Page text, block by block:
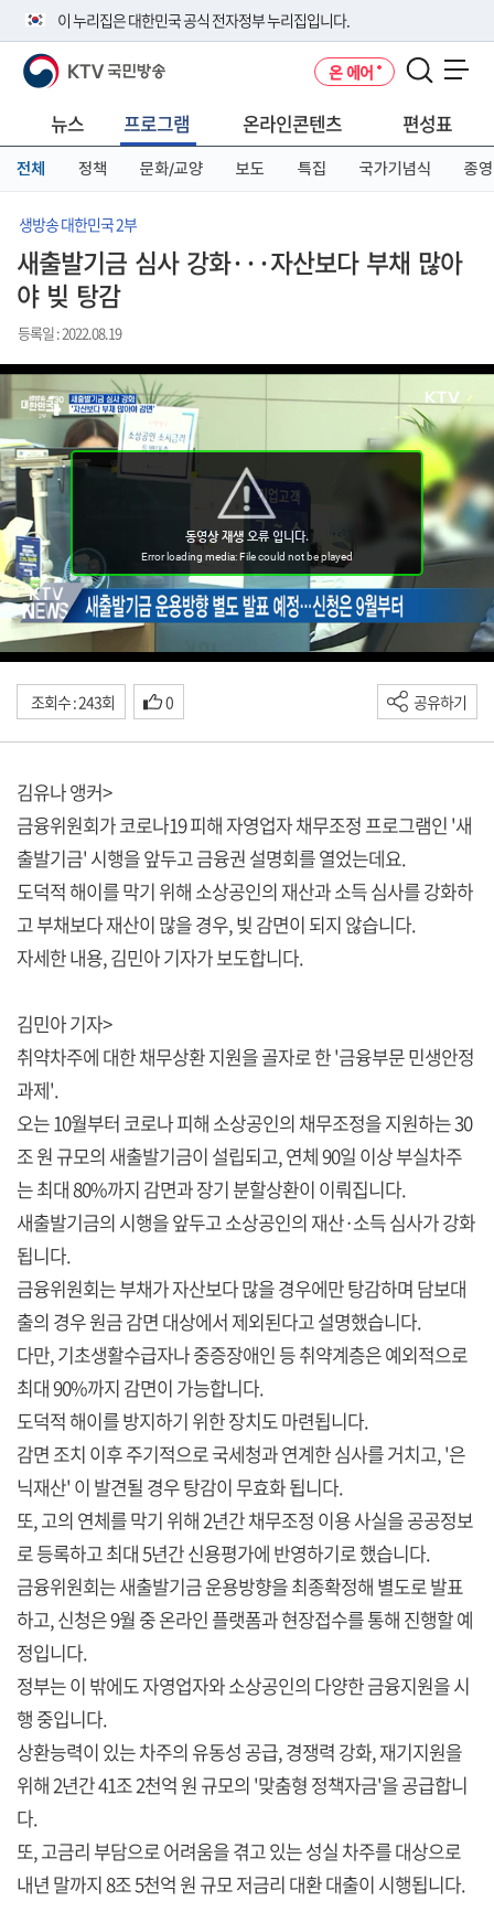
이 누리집은 대한민국 공식 전자정부 누리집입니다.
공식 누리집 주소 확인하기
니다.
이밖에 or.kr 또는 .kr등 다른 도메인 주소를 사용하고 있다면 아래 URL에
서 도메인 주소를 확인해 보세요
KTV 국민방송 온 에어
뉴스 프로그램 온라인콘텐츠 편성표
전체 정책 문화/교양 보도 특집 국가기념식 종영
생방송 대한민국 2부
새출발기금 심사 강화···자산보다 부채 많아
야 빚 탕감
등록일 : 2022.08.19
조회수 : 243회 0 공유하기
김유나 앵커>
금융위원회가 코로나19 피해 자영업자 채무조정 프로그램인 '새
출발기금' 시행을 앞두고 금융권 설명회를 열었는데요.
도덕적 해이를 막기 위해 소상공인의 재산과 소득 심사를 강화하
고 부채보다 재산이 많을 경우, 빚 감면이 되지 않습니다.
자세한 내용, 김민아 기자가 보도합니다.
김민아 기자>
취약차주에 대한 채무상환 지원을 골자로 한 '금융부문 민생안정
과제'.
오는 10월부터 코로나 피해 소상공인의 채무조정을 지원하는 30
조 원 규모의 새출발기금이 설립되고, 연체 90일 이상 부실차주
는 최대 80%까지 감면과 장기 분할상환이 이뤄집니다.
새출발기금의 시행을 앞두고 소상공인의 재산·소득 심사가 강화
됩니다.
금융위원회는 부채가 자산보다 많을 경우에만 탕감하며 담보대
출의 경우 원금 감면 대상에서 제외된다고 설명했습니다.
다만, 기초생활수급자나 중증장애인 등 취약계층은 예외적으로
최대 90%까지 감면이 가능합니다.
도덕적 해이를 방지하기 위한 장치도 마련됩니다.
감면 조치 이후 주기적으로 국세청과 연계한 심사를 거치고, '은
닉재산' 이 발견될 경우 탕감이 무효화 됩니다.
또, 고의 연체를 막기 위해 2년간 채무조정 이용 사실을 공공정보
로 등록하고 최대 5년간 신용평가에 반영하기로 했습니다.
금융위원회는 새출발기금 운용방향을 최종확정해 별도로 발표
하고, 신청은 9월 중 온라인 플랫폼과 현장접수를 통해 진행할 예
정입니다.
정부는 이 밖에도 자영업자와 소상공인의 다양한 금융지원을 시
행 중입니다.
상환능력이 있는 차주의 유동성 공급, 경쟁력 강화, 재기지원을
위해 2년간 41조 2천억 원 규모의 '맞춤형 정책자금'을 공급합니
다.
또, 고금리 부담으로 어려움을 겪고 있는 성실 차주를 대상으로
내년 말까지 8조 5천억 원 규모 저금리 대환 대출이 시행됩니다.